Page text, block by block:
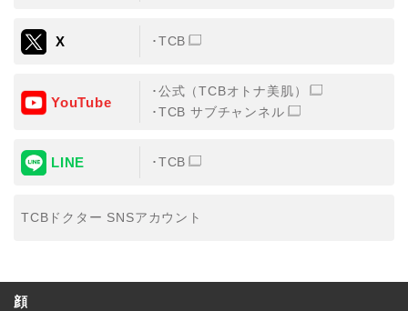
X TCB
YouTube
公式（TCBオトナ美肌）
TCB サブチャンネル
LINE TCB
TCBドクター SNSアカウント
顔